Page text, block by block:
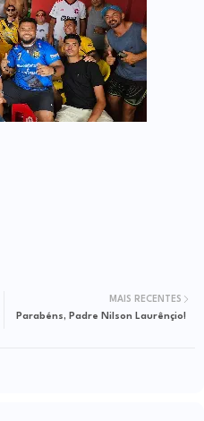
MAIS RECENTES
Parabéns, Padre Nilson Laurênçio!